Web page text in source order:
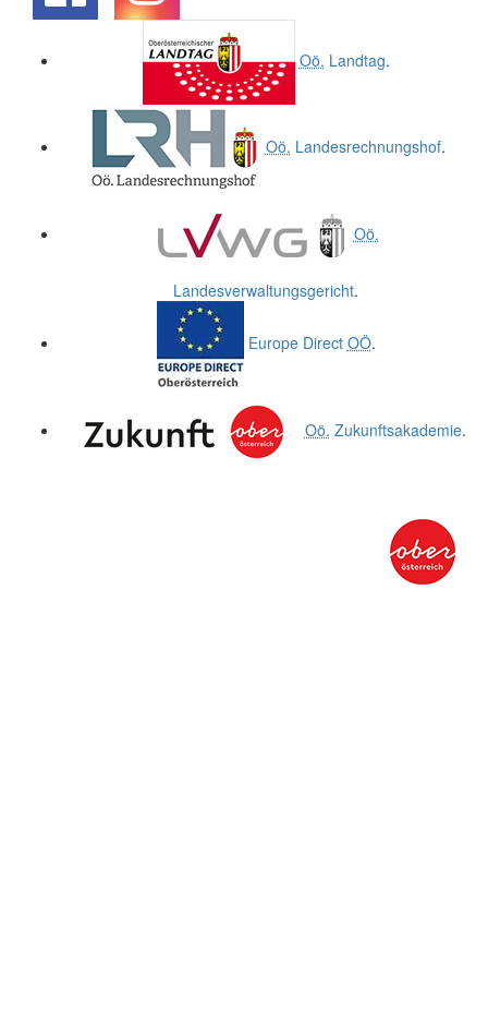
Oö. Landtag.
Oö. Landesrechnungshof.
Oö.
Landesverwaltungsgericht.
Europe Direct OÖ.
Oö. Zukunftsakademie.